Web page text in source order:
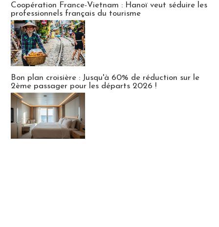
Coopération France-Vietnam : Hanoï veut séduire les
professionnels français du tourisme
Bon plan croisière : Jusqu'à 60% de réduction sur le
2ème passager pour les départs 2026 !